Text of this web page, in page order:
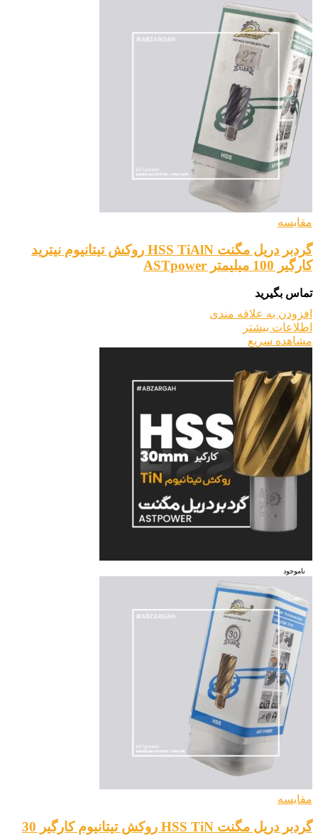
مقایسه
گردبر دریل مگنت HSS TiAlN روکش تیتانیوم نیترید
کارگیر 100 میلیمتر ASTpower
تماس بگیرید
افزودن به علاقه مندی
اطلاعات بیشتر
مشاهده سریع
ناموجود
مقایسه
گردبر دریل مگنت HSS TiN روکش تیتانیوم کارگیر 30